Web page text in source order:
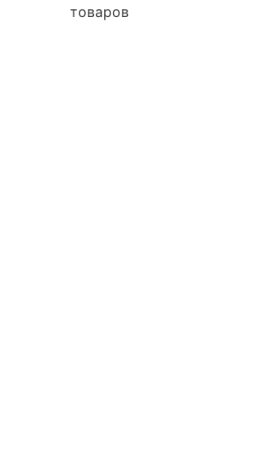
товаров